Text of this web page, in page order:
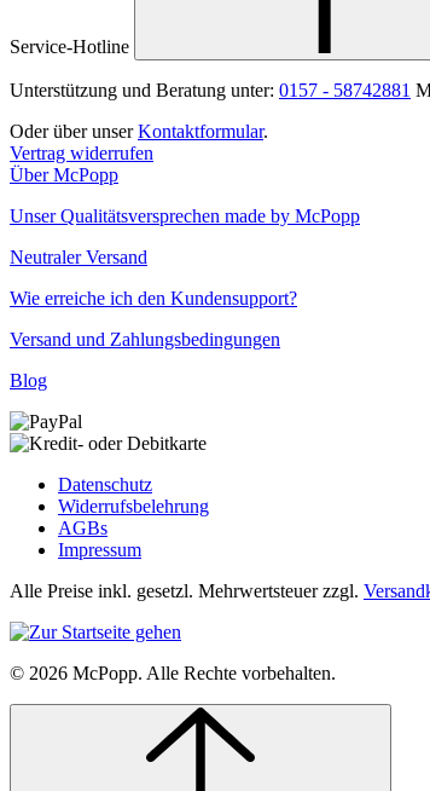
Service-Hotline
Unterstützung und Beratung unter: 0157 - 58742881
Oder über unserKontaktformular.
Vertrag widerrufen
Über McPopp
Unser Qualitätsversprechen made by McPopp
Neutraler Versand
Wie erreiche ich den Kundensupport?
Versand und Zahlungsbedingungen
Blog
Datenschutz
Widerrufsbelehrung
AGBs
Impressum
Alle Preise inkl. gesetzl. Mehrwertsteuer zzgl.
© 2026 McPopp. Alle Rechte vorbehalten.